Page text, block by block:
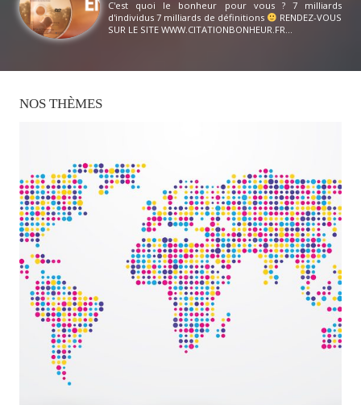
C'est quoi le bonheur pour vous ? 7 milliards
d'individus 7 milliards de définitions
RENDEZ-VOUS
SUR LE SITE WWW.CITATIONBONHEUR.FR...
NOS THÈMES